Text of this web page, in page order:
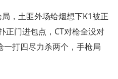
，土匪外场给烟想下K1被正
正门进包点，CT对枪全没对
打四尽力杀两个，手枪局